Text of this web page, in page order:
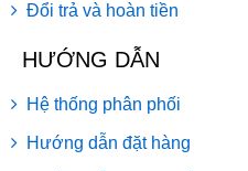
Đổi trả và hoàn tiền
HƯỚNG DẪN
Hệ thống phân phối
Hướng dẫn đặt hàng